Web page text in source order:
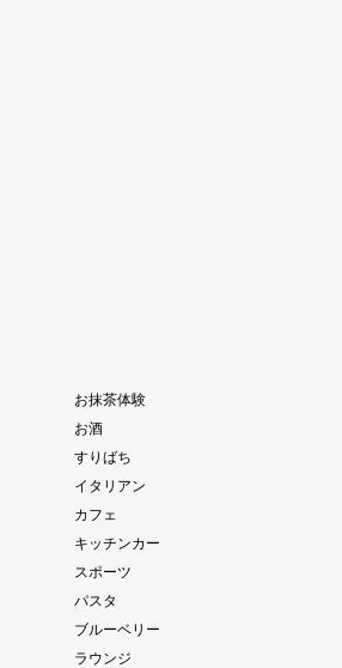
お抹茶体験
お酒
すりばち
イタリアン
カフェ
キッチンカー
スポーツ
パスタ
ブルーベリー
ラウンジ